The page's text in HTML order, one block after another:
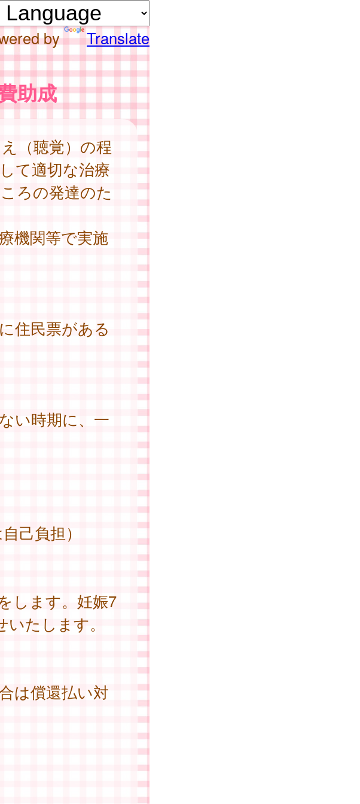
by Translate
助成
（聴覚）の程
て適切な治療
ろの発達のた
機関等で実施
住民票がある
い時期に、一
己負担）
します。妊娠7
たします。
は償還払い対